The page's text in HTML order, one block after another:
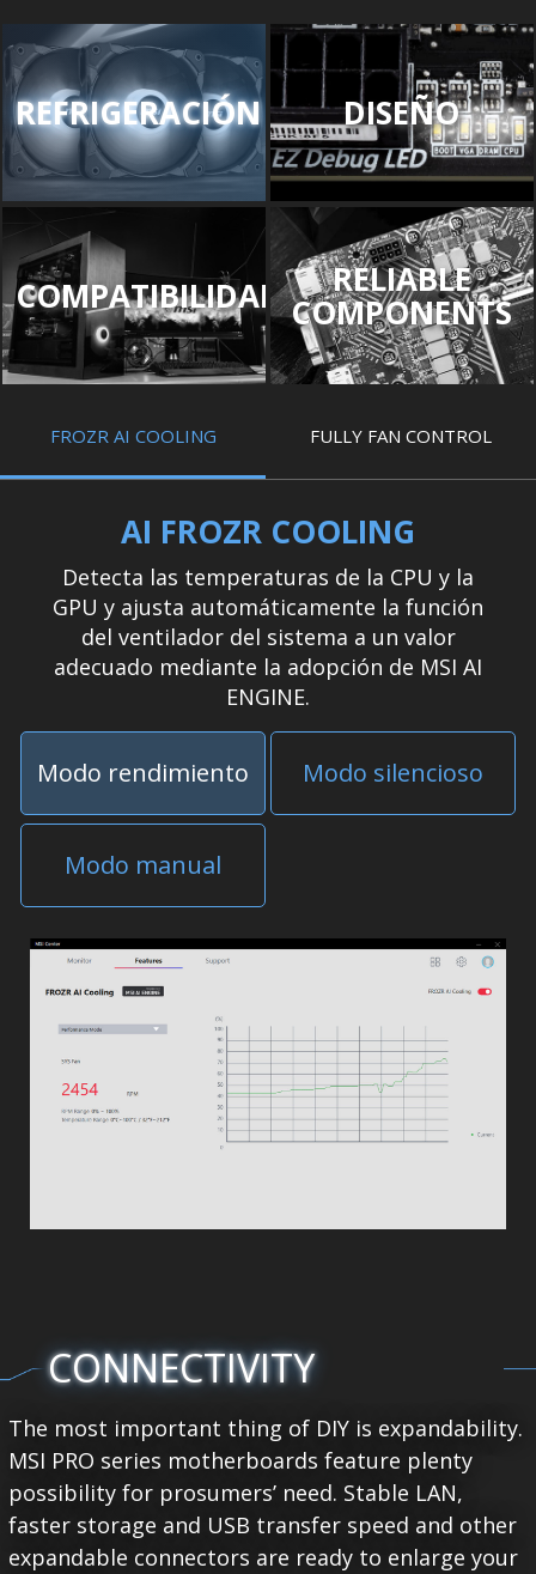
REFRIGERACIÓN DISEÑO
COMPATIBILIDAD RELIABLE
COMPONENTS
FROZR AI COOLING FULLY FAN CONTROL
AI FROZR COOLING
Detecta las temperaturas de la CPU y la
GPU y ajusta automáticamente la función
del ventilador del sistema a un valor
adecuado mediante la adopción de MSI AI
ENGINE.
Modo rendimiento Modo silencioso
Modo manual
CONNECTIVITY
The most important thing of DIY is expandability.
MSI PRO series motherboards feature plenty
possibility for prosumers’ need. Stable LAN,
faster storage and USB transfer speed and other
expandable connectors are ready to enlarge your